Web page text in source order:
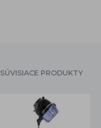
SÚVISIACE PRODUKTY